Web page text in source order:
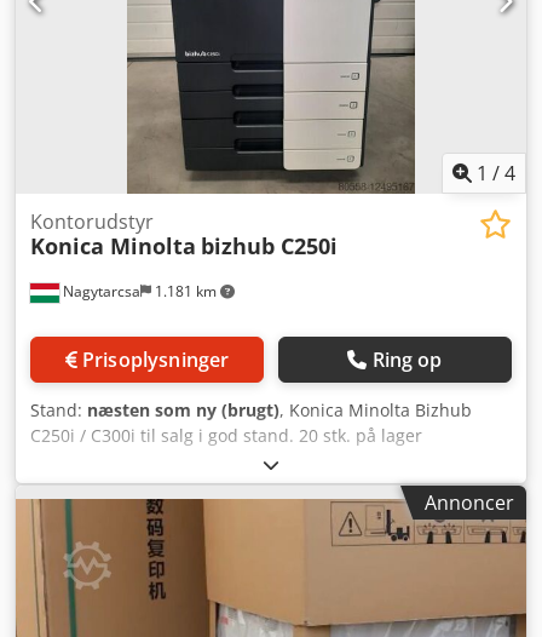
1 /4
Nagytarcsa 1.181 km
Kontorudstyr
Konica Minolta bizhub C250i
Prisoplysninger Ring op
Stand: næsten som ny (brugt), Konica Minolta Bizhub
C250i / C300i til salg i god stand. 20 stk. på lager
Dwodpfxen Sml Ue Aagea Tællere under 90.000. For
yderligere information, send en besked.
Annoncer